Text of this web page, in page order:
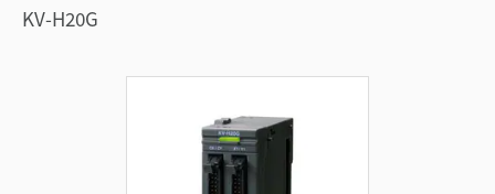
KV-H20G